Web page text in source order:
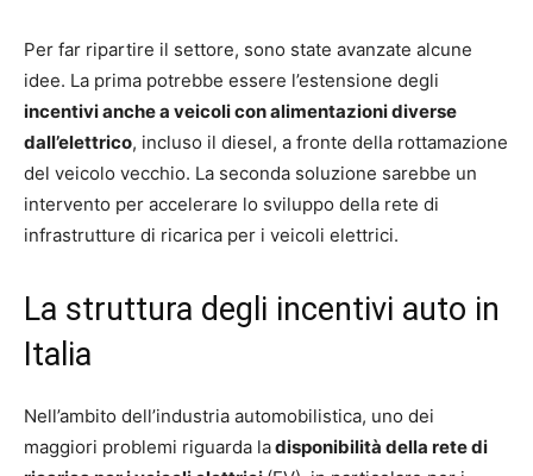
Per far ripartire il settore, sono state avanzate alcune
idee. La prima potrebbe essere l’estensione degli
incentivi anche a veicoli con alimentazioni diverse
dall’elettrico, incluso il diesel, a fronte della rottamazione
del veicolo vecchio. La seconda soluzione sarebbe un
intervento per accelerare lo sviluppo della rete di
infrastrutture di ricarica per i veicoli elettrici.
La struttura degli incentivi auto in
Italia
Nell’ambito dell’industria automobilistica, uno dei
maggiori problemi riguarda ladisponibilità della rete di